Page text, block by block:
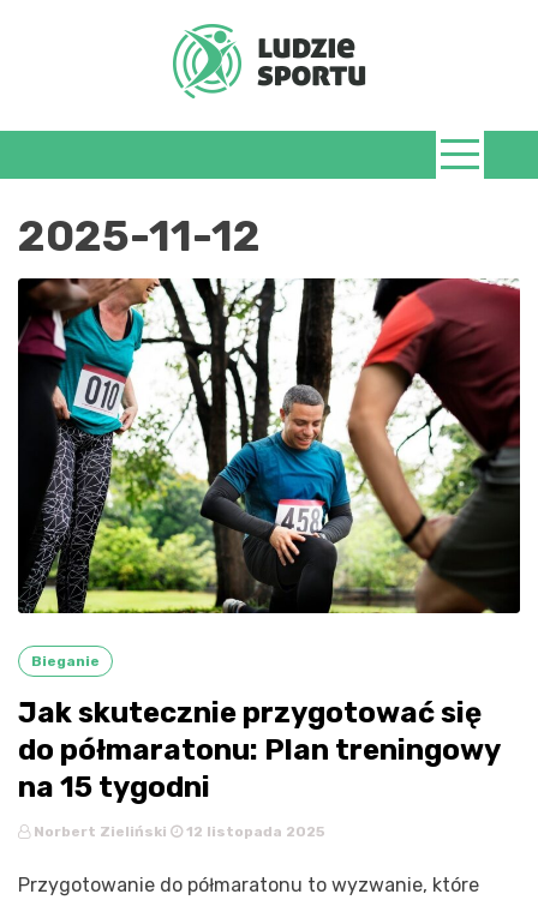
2025-11-12
Bieganie
Jak skutecznie przygotować się
do półmaratonu: Plan treningowy
na 15 tygodni
Norbert Zieliński 12 listopada 2025
Przygotowanie do półmaratonu to wyzwanie, które